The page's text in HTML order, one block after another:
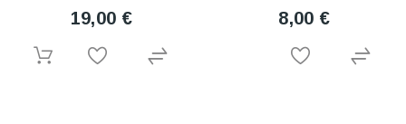
19,00 € 8,00 €